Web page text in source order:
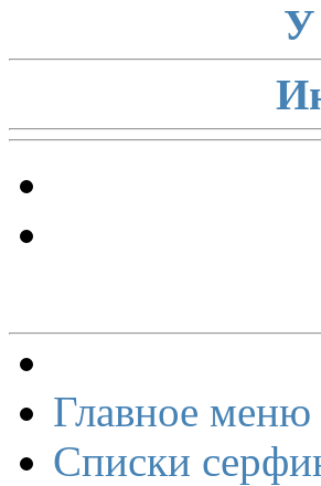
У
Главное
Списки